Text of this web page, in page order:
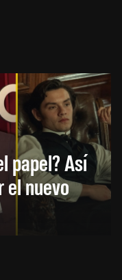
papel? Así
el nuevo